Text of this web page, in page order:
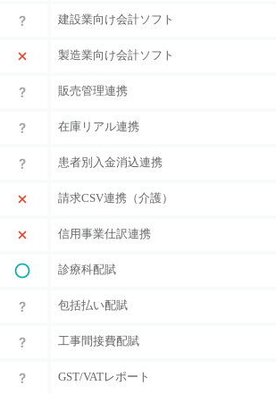
建設業向け会計ソフト
製造業向け会計ソフト
販売管理連携
在庫リアル連携
患者別入金消込連携
請求CSV連携（介護）
信用事業仕訳連携
診療科配賦
包括払い配賦
工事間接費配賦
GST/VATレポート